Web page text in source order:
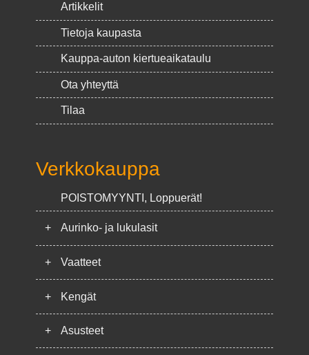
Artikkelit
Tietoja kaupasta
Kauppa-auton kiertueaikataulu
Ota yhteyttä
Tilaa
Verkkokauppa
POISTOMYYNTI, Loppuerät!
+ Aurinko- ja lukulasit
+ Vaatteet
+ Kengät
+ Asusteet